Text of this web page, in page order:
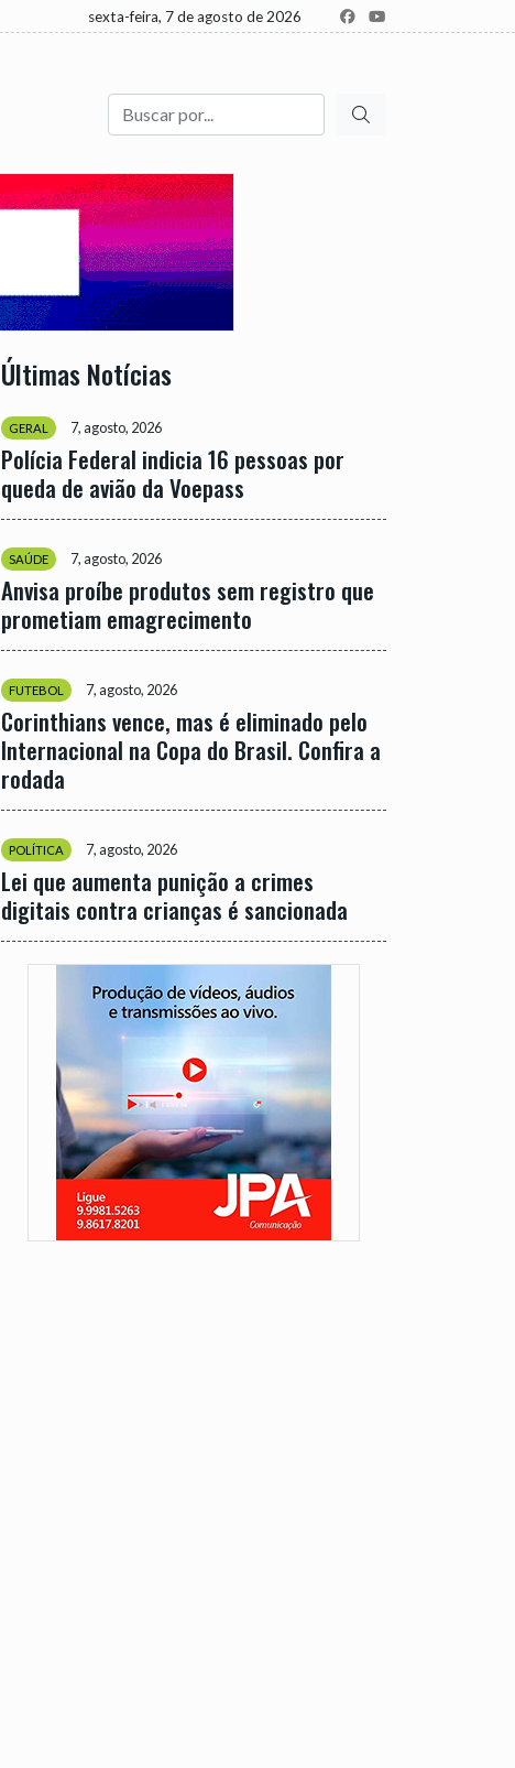
sexta-feira, 7 de agosto de 2026
Buscar
Últimas Notícias
GERAL 7, agosto, 2026
Polícia Federal indicia 16 pessoas por
queda de avião da Voepass
SAÚDE 7, agosto, 2026
Anvisa proíbe produtos sem registro que
prometiam emagrecimento
FUTEBOL 7, agosto, 2026
Corinthians vence, mas é eliminado pelo
Internacional na Copa do Brasil. Confira a
rodada
POLÍTICA 7, agosto, 2026
Lei que aumenta punição a crimes
digitais contra crianças é sancionada